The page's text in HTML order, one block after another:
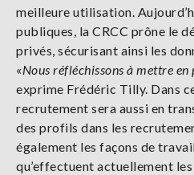
meilleure utilisation.
publiques, la CRCC prône le
privés, sécurisant ainsi les
«Nous réfléchissons à mettre
exprime Frédéric Tilly. Dans
recrutement sera aussi en
des profils dans les
également les façons de
qu’effectuent actuellement